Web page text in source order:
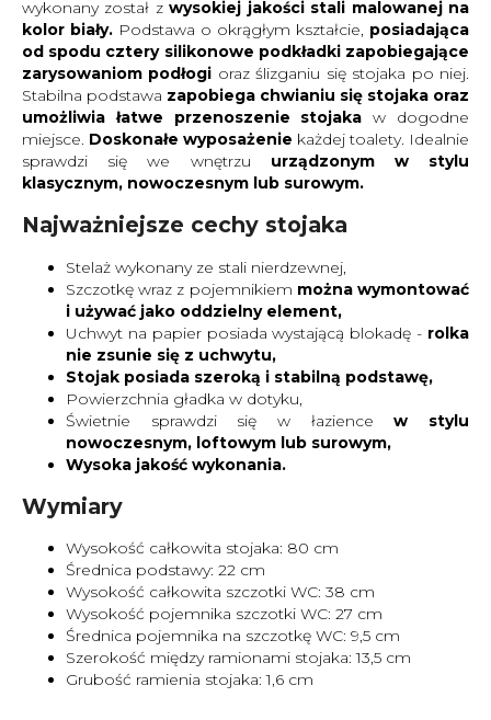
wykonany został zwysokiej jakości stali malowanej na
kolor biały. Podstawa o okrągłym kształcie, posiadająca
od spodu cztery silikonowe podkładki zapobiegające
zarysowaniom podłogi oraz ślizganiu się stojaka po niej.
Stabilna podstawa zapobiega chwianiu się stojaka oraz
umożliwia łatwe przenoszenie stojaka w dogodne
miejsce. Doskonałe wyposażenie każdej toalety. Idealnie
sprawdzi się we wnętrzu urządzonym w stylu
klasycznym, nowoczesnym lub surowym.
Najważniejsze cechy stojaka
Stelaż wykonany ze stali nierdzewnej,
Szczotkę wraz z pojemnikiem można wymontować
i używać jako oddzielny element,
Uchwyt na papier posiada wystającą blokadę - rolka
nie zsunie się z uchwytu,
Stojak posiada szeroką i stabilną podstawę,
Powierzchnia gładka w dotyku,
Świetnie sprawdzi się w łaziencew stylu
nowoczesnym, loftowym lub surowym,
Wysoka jakość wykonania.
Wymiary
Wysokość całkowita stojaka: 80 cm
Średnica podstawy: 22 cm
Wysokość całkowita szczotki WC: 38 cm
Wysokość pojemnika szczotki WC: 27 cm
Średnica pojemnika na szczotkę WC: 9,5 cm
Szerokość między ramionami stojaka: 13,5 cm
Grubość ramienia stojaka: 1,6 cm